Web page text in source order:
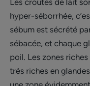
Les croûtes de lait
hyper-séborrhée,
sébum est sécrété
sébacée, et chaque
poil. Les zones
très riches en